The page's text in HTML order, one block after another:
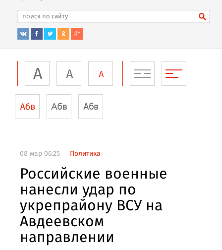
08 мар 06:25 Политика
Российские военные
нанесли удар по
укрепрайону ВСУ на
Авдеевском
направлении